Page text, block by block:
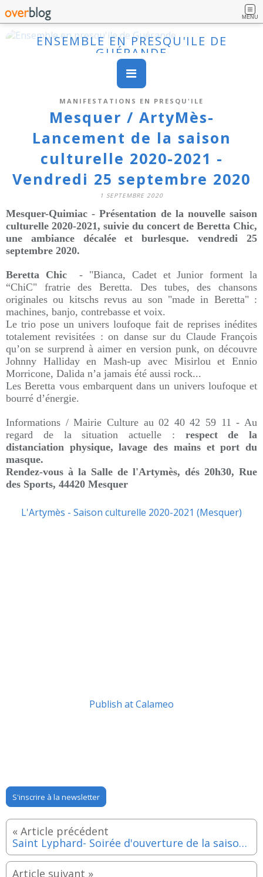
MENU
ENSEMBLE EN PRESQU'ILE DE
GUÉRANDE
MANIFESTATIONS EN PRESQU'ILE
Mesquer / ArtyMès-
Lancement de la saison
culturelle 2020-2021 -
Vendredi 25 septembre 2020
1 SEPTEMBRE 2020
Mesquer-Quimiac - Présentation de la nouvelle saison
culturelle 2020-2021, suivie du concert de Beretta Chic,
une ambiance décalée et burlesque. vendredi 25
septembre 2020.
Beretta Chic
- "Bianca, Cadet et Junior forment la
“ChiC" fratrie des Beretta. Des tubes, des chansons
originales ou kitschs revus au son "made in Beretta" :
machines, banjo, contrebasse et voix.
Le trio pose un univers loufoque fait de reprises inédites
totalement revisitées : on danse sur du Claude François
qu’on se surprend à aimer en version punk, on découvre
Johnny Halliday en Mash-up avec Misirlou et Ennio
Morricone, Dalida n’a jamais été aussi rock...
Les Beretta vous embarquent dans un univers loufoque et
bourré d’énergie.
Informations / Mairie Culture au 02 40 42 59 11 - Au
regard de la situation actuelle : respect de la
distanciation physique, lavage des mains et port du
masque.
Rendez-vous à la Salle de l'Artymès, dés 20h30, Rue
des Sports, 44420 Mesquer
L'Artymès - Saison culturelle 2020-2021 (Mesquer)
Publish at Calameo
S'inscrire à la newsletter
Saint Lyphard- Soirée d'ouverture de la saison culturelle 2020-2021 - Vendredi 25 septembre 2020